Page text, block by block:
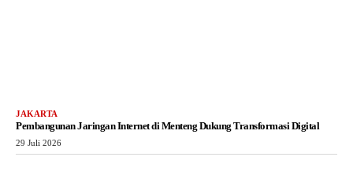
JAKARTA
Pembangunan Jaringan Internet di Menteng Dukung Transformasi Digital
29 Juli 2026